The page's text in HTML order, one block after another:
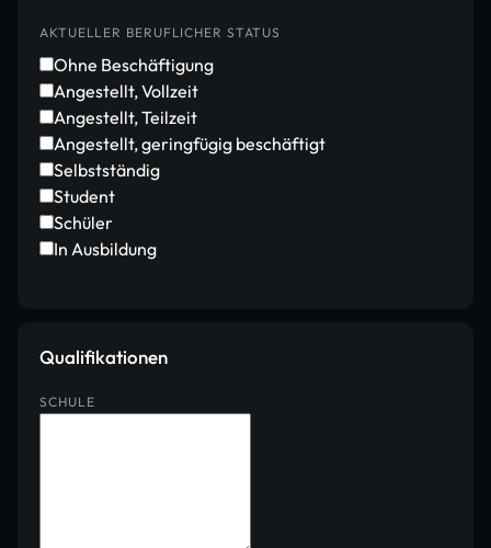
AKTUELLER BERUFLICHER STATUS
Ohne Beschäftigung
Angestellt, Vollzeit
Angestellt, Teilzeit
Angestellt, geringfügig beschäftigt
Selbstständig
Student
Schüler
In Ausbildung
Qualifikationen
SCHULE